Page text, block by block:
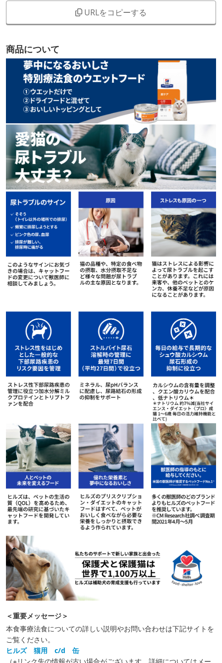
URLをコピーする
商品について
＜重要メッセージ＞
本食事療法食についての詳しい説明やお問い合わせは下記サイトを
ご覧ください。
ヒルズ 猫用 c/d 缶